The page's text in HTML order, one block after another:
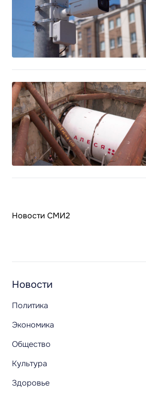
Новости СМИ2
Новости
Политика
Экономика
Общество
Культура
Здоровье